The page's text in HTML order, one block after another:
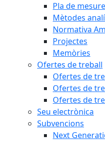
Pla de
Mètodes
Normativa
Projectes
Memòries
Ofertes de treball
Ofertes de
Ofertes de
Ofertes de
Seu electrònica
Subvencions
Next